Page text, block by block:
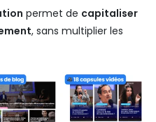
permet de capitaliser
, sans multiplier les